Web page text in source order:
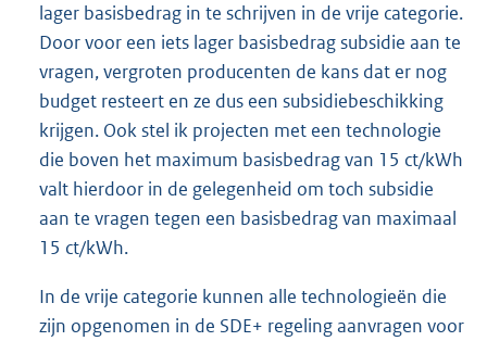
lager basisbedrag in te schrijven in de vrije categorie.
Door voor een iets lager basisbedrag subsidie aan te
vragen, vergroten producenten de kans dat er nog
budget resteert en ze dus een subsidiebeschikking
krijgen. Ook stel ik projecten met een technologie
die boven het maximum basisbedrag van 15 ct/kWh
valt hierdoor in de gelegenheid om toch subsidie
aan te vragen tegen een basisbedrag van maximaal
15 ct/kWh.
In de vrije categorie kunnen alle technologieën die
zijn opgenomen in de SDE+ regeling aanvragen voor